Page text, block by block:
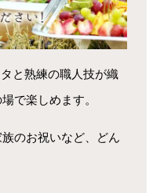
タと熟練の職人技が織
で楽しめます。
のお祝いなど、どん